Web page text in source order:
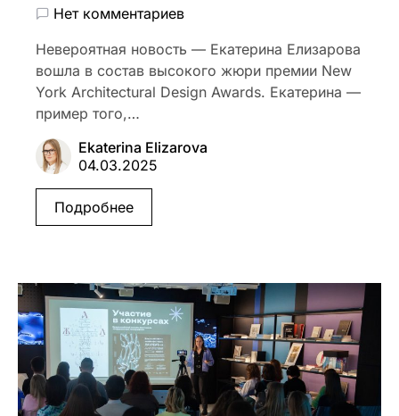
Нет комментариев
Невероятная новость — Екатерина Елизарова
вошла в состав высокого жюри премии New
York Architectural Design Awards. Екатерина —
пример того,…
Ekaterina Elizarova
04.03.2025
Подробнее